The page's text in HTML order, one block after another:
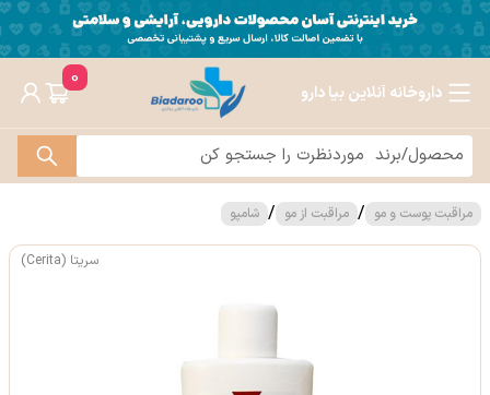
داروخانه آنلاین بیا دارو
0
مراقبت پوست و مو / مراقبت از مو / شامپو
سریتا (Cerita)